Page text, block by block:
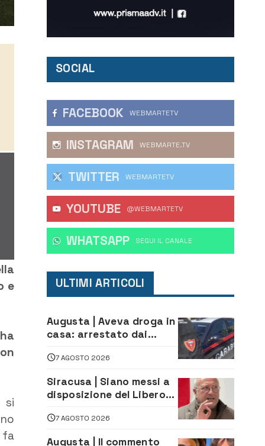
e
si
fa
SOCIAL
FACEBOOK WEBMARTETV
INSTAGRAM WEBMARTE.TV
TWITTER WEBMARTETV
YOUTUBE @WEBMARTETV
WHATSAPP ‎SEGUI IL CANALE
ULTIMI ARTICOLI
Augusta | Aveva droga in
casa: arrestato dai
7 AGOSTO 2026
Siracusa | Siano messi a
disposizione del Libero
relativi alla
privatizzazione della Sac
7 AGOSTO 2026
Augusta | Il commento